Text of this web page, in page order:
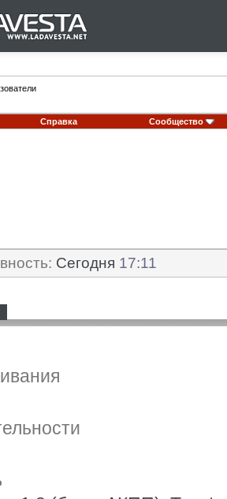
Справка Сообщество
Сегодня 17:11